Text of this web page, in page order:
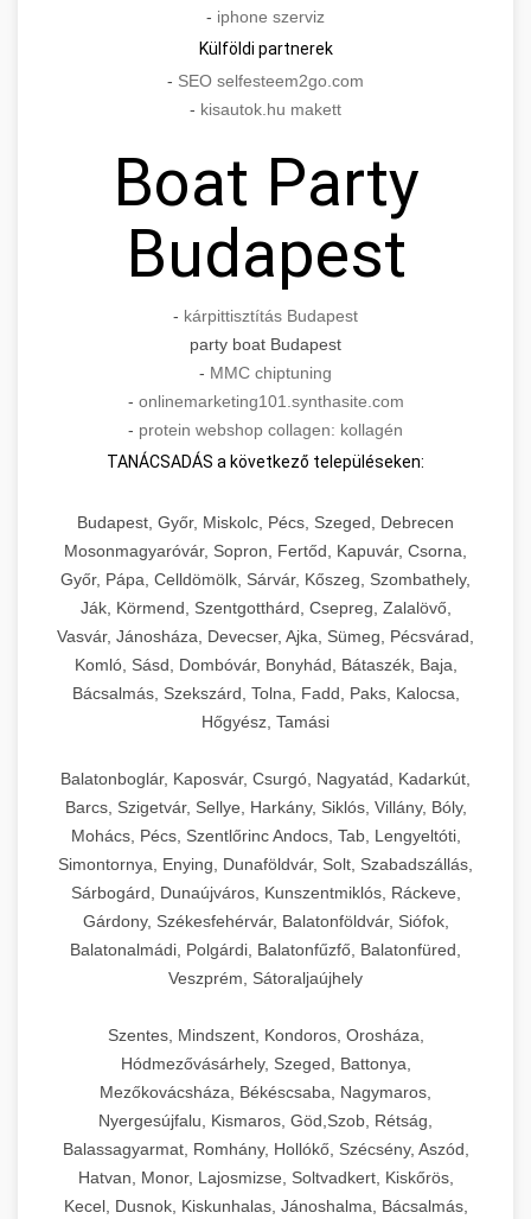
- iphone szerviz
Külföldi partnerek
- SEO selfesteem2go.com
- kisautok.hu makett
Boat Party
Budapest
- kárpittisztítás Budapest
party boat Budapest
- MMC chiptuning
- onlinemarketing101.synthasite.com
- protein webshop collagen: kollagén
TANÁCSADÁS a következő településeken:
Budapest, Győr, Miskolc, Pécs, Szeged, Debrecen
Mosonmagyaróvár, Sopron, Fertőd, Kapuvár, Csorna,
Győr, Pápa, Celldömölk, Sárvár, Kőszeg, Szombathely,
Ják, Körmend, Szentgotthárd, Csepreg, Zalalövő,
Vasvár, Jánosháza, Devecser, Ajka, Sümeg, Pécsvárad,
Komló, Sásd, Dombóvár, Bonyhád, Bátaszék, Baja,
Bácsalmás, Szekszárd, Tolna, Fadd, Paks, Kalocsa,
Hőgyész, Tamási
Balatonboglár, Kaposvár, Csurgó, Nagyatád, Kadarkút,
Barcs, Szigetvár, Sellye, Harkány, Siklós, Villány, Bóly,
Mohács, Pécs, Szentlőrinc Andocs, Tab, Lengyeltóti,
Simontornya, Enying, Dunaföldvár, Solt, Szabadszállás,
Sárbogárd, Dunaújváros, Kunszentmiklós, Ráckeve,
Gárdony, Székesfehérvár, Balatonföldvár, Siófok,
Balatonalmádi, Polgárdi, Balatonfűzfő, Balatonfüred,
Veszprém, Sátoraljaújhely
Szentes, Mindszent, Kondoros, Orosháza,
Hódmezővásárhely, Szeged, Battonya,
Mezőkovácsháza, Békéscsaba, Nagymaros,
Nyergesújfalu, Kismaros, Göd,Szob, Rétság,
Balassagyarmat, Romhány, Hollókő, Szécsény, Aszód,
Hatvan, Monor, Lajosmizse, Soltvadkert, Kiskőrös,
Kecel, Dusnok, Kiskunhalas, Jánoshalma, Bácsalmás,